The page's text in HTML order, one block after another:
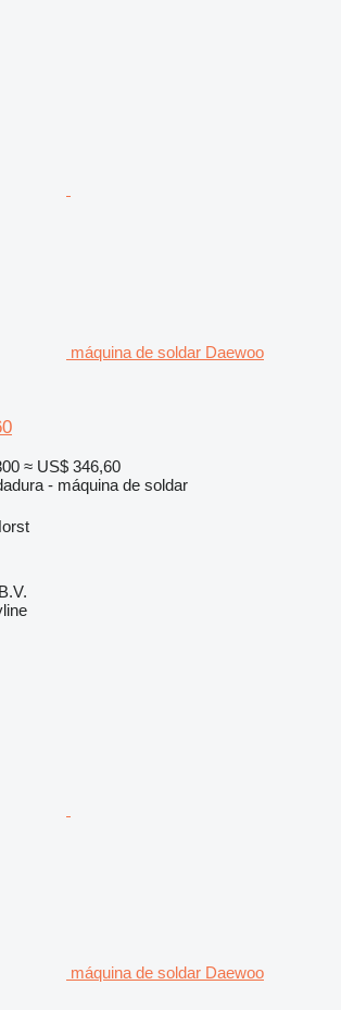
máquina de soldar Daewoo
≈ US$ 346,60
- máquina de soldar
máquina de soldar Daewoo